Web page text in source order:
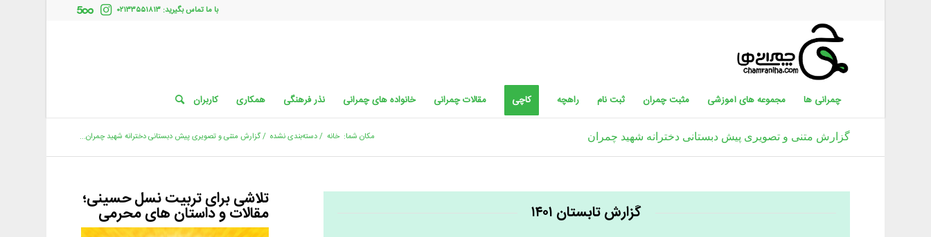
با ما تماس بگیرید: ۰۲۱۳۳۵۵۱۸۱۳
چمرانی ها مجموعه های آموزشی مثبت چمران ثبت نام راهچه کاچی مقالات چمرانی خانواده های چمرانی نذر فرهنگی همکاری کاربران
گزارش متنی و تصویری پیش دبستانی دخترانه شهید چمران مکان شما: خانه /دسته‌بندی نشده /گزارش متنی و تصویری پیش دبستانی دخترانه شهید چمران...
گزارش تابستان ۱۴۰۱
تلاشی برای تربیت نسل حسینی؛
مقالات و داستان های محرمی